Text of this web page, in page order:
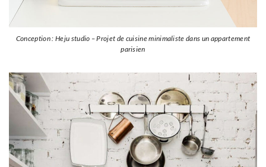
Conception : Heju studio – Projet de cuisine minimaliste dans un appartement
parisien